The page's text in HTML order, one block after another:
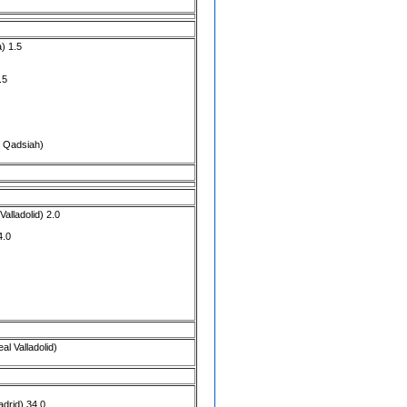
) 1.5
Qadsiah)
) 2.0
Valladolid)
) 34.0